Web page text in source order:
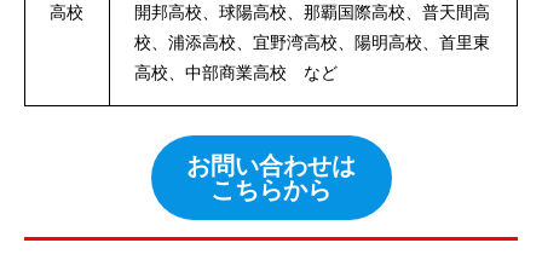
高校
開邦高校、球陽高校、那覇国際高校、普天間高
校、浦添高校、宜野湾高校、陽明高校、首里東
高校、中部商業高校 など
お問い合わせは
こちらから